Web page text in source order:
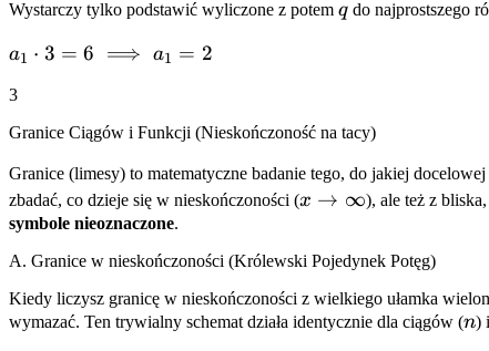
Wystarczy tylko podstawić wyliczone z potem q
qdo najprostszego
a_1
= 6
\implies
a1 ⋅ 3 = 6 ⟹ a1 = 2
3
Granice Ciągów i Funkcji (Nieskończoność na tacy)
Granice (limesy) to matematyczne badanie tego, do jakiej
zbadać, co dzieje się w nieskończoności (x \to
x → ∞), ale też z
symbole nieoznaczone.
A. Granice w nieskończoności (Królewski Pojedynek Potęg)
Kiedy liczysz granicę w nieskończoności z wielkiego ułamka
wymazać. Ten trywialny schemat działa identycznie dla ciągów (n
n)